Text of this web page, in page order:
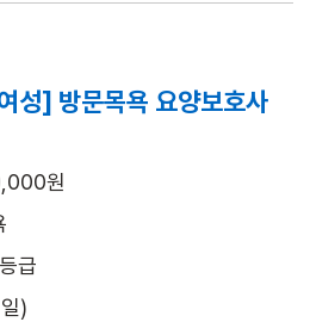
] 방문목욕 요양보호사
원
급
)